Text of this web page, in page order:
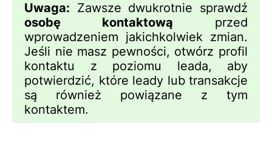
Uwaga: Zawsze dwukrotnie sprawdź
osobę kontaktową przed
wprowadzeniem jakichkolwiek zmian.
Jeśli nie masz pewności, otwórz profil
kontaktu z poziomu leada, aby
potwierdzić, które leady lub transakcje
są również powiązane z tym
kontaktem.